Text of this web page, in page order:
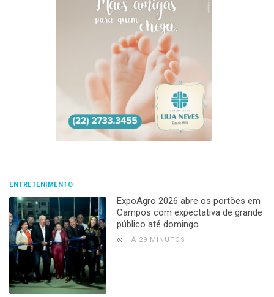
ENTRETENIMENTO
ExpoAgro 2026 abre os portões em
Campos com expectativa de grande
público até domingo
HÁ 29 MINUTOS